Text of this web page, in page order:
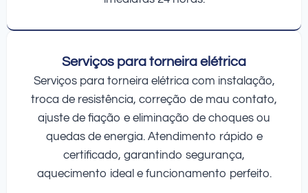
Serviços para torneira elétrica
Serviços para torneira elétrica com instalação,
troca de resistência, correção de mau contato,
ajuste de fiação e eliminação de choques ou
quedas de energia. Atendimento rápido e
certificado, garantindo segurança,
aquecimento ideal e funcionamento perfeito.